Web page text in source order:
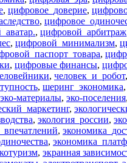
, цифровое_доверие,
,
, цифровой_арбитраж
, цифровой_минимализм,
,
, цифровые финансы,
, человек_и_робот
, шеринг_экономика
эко-материалы, эко-поселения
,
, экология_россии,
,
,
, экранная